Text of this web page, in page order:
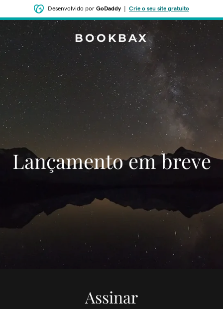
Desenvolvido por GoDaddy Crie o seu site gratuito
BOOKBAX
‌‌Lançamento em breve
Assinar